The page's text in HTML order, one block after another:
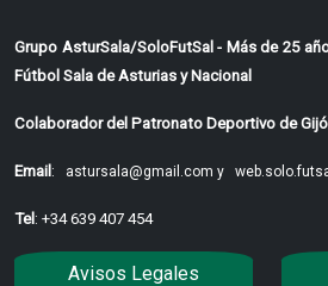
Grupo AsturSala/SoloFutSal - Más de 25
Fútbol Sala de Asturias y Nacional
Colaborador del Patronato Deportivo de
Email: astursala@gmail.com y
Tel: +34 639 407 454
Avisos Legales